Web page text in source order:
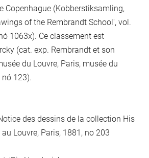
Copenhague (Kobberstiksamling,
of the Rembrandt School', vol.
1063x). Ce classement est
(cat. exp. Rembrandt et son
du Louvre, Paris, musée du
nó 123).
des dessins de la collection His
Louvre, Paris, 1881, no 203